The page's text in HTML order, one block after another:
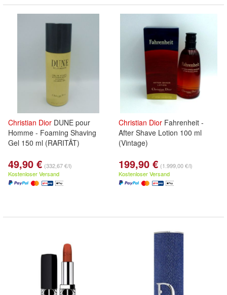
Christian Dior DUNE pour
Homme - Foaming Shaving
Gel 150 ml (RARITÄT)
49,90 € (332,67 €/l)
Kostenloser Versand
Christian Dior Fahrenheit -
After Shave Lotion 100 ml
(Vintage)
199,90 € (1.999,00 €/l)
Kostenloser Versand